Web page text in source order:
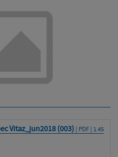
Vitaz_jun2018 (003) | PDF | 1.45